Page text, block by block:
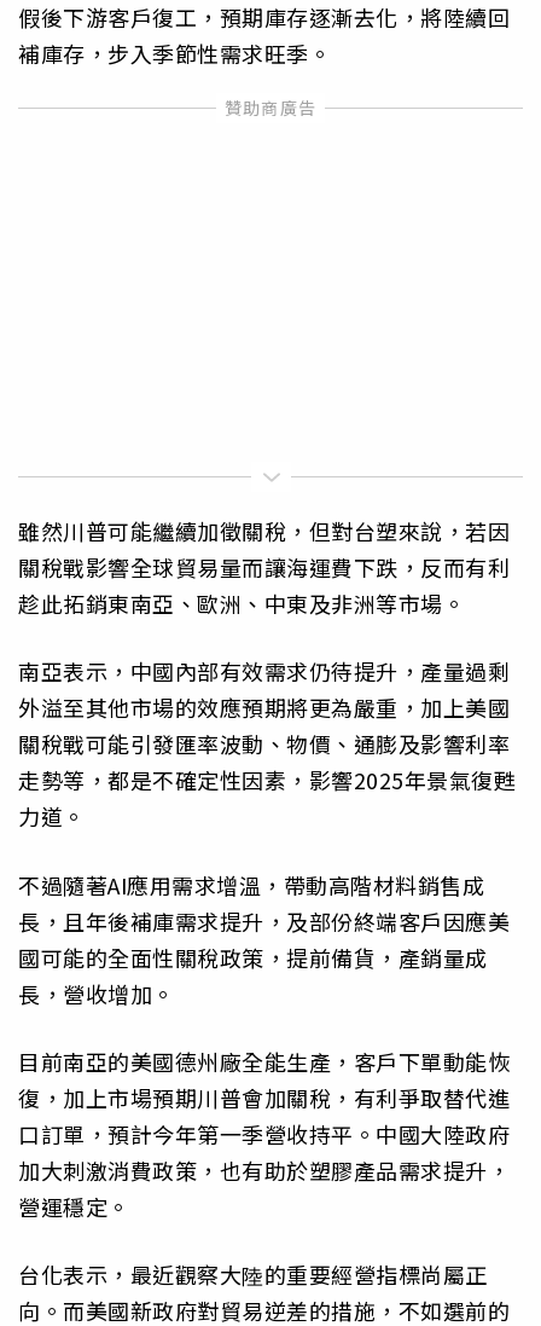
假後下游客戶復工，預期庫存逐漸去化，將陸續回
補庫存，步入季節性需求旺季。
雖然川普可能繼續加徵關稅，但對台塑來說，若因
關稅戰影響全球貿易量而讓海運費下跌，反而有利
趁此拓銷東南亞、歐洲、中東及非洲等市場。
南亞表示，中國內部有效需求仍待提升，產量過剩
外溢至其他市場的效應預期將更為嚴重，加上美國
關稅戰可能引發匯率波動、物價、通膨及影響利率
走勢等，都是不確定性因素，影響2025年景氣復甦
力道。
不過隨著AI應用需求增溫，帶動高階材料銷售成
長，且年後補庫需求提升，及部份終端客戶因應美
國可能的全面性關稅政策，提前備貨，產銷量成
長，營收增加。
目前南亞的美國德州廠全能生產，客戶下單動能恢
復，加上市場預期川普會加關稅，有利爭取替代進
口訂單，預計今年第一季營收持平。中國大陸政府
加大刺激消費政策，也有助於塑膠產品需求提升，
營運穩定。
台化表示，最近觀察大陸的重要經營指標尚屬正
向。而美國新政府對貿易逆差的措施，不如選前的